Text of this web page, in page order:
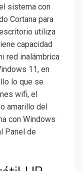
sistema con
Cortana para
utiliza
capacidad
red inalámbrica
11, en
lo que se
wifi, el
amarillo del
con Windows
Panel de